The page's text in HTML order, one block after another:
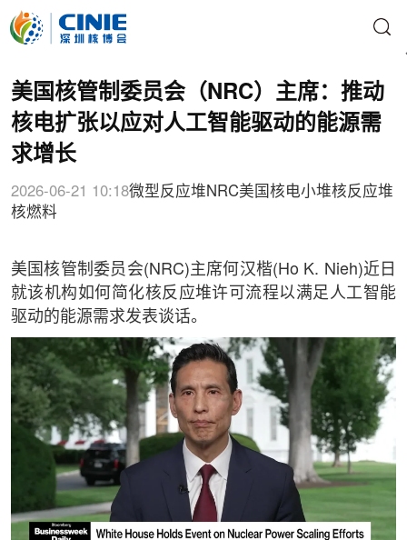
美国核管制委员会（NRC）主席：推动
核电扩张以应对人工智能驱动的能源需
求增长
2026-06-21 10:18微型反应堆NRC美国核电小堆核反应堆
核燃料
美国核管制委员会(NRC)主席何汉楷(Ho K. Nieh)近日
就该机构如何简化核反应堆许可流程以满足人工智能
驱动的能源需求发表谈话。